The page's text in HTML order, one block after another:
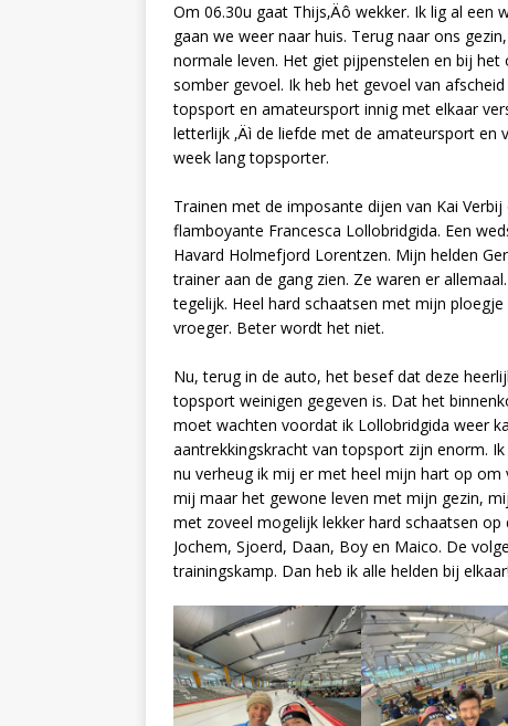
Om 06.30u gaat Thijs‚Äô wekker. Ik lig al
gaan we weer naar huis. Terug naar ons
normale leven. Het giet pijpenstelen en bij
somber gevoel. Ik heb het gevoel van
topsport en amateursport innig met elkaar
letterlijk ‚Äì de liefde met de amateursport en
week lang topsporter.
Trainen met de imposante dijen van Kai
flamboyante Francesca Lollobridgida. Een
Havard Holmefjord Lorentzen. Mijn helden
trainer aan de gang zien. Ze waren er
tegelijk. Heel hard schaatsen met mijn
vroeger. Beter wordt het niet.
Nu, terug in de auto, het besef dat deze
topsport weinigen gegeven is. Dat het
moet wachten voordat ik Lollobridgida weer
aantrekkingskracht van topsport zijn enorm.
nu verheug ik mij er met heel mijn hart op
mij maar het gewone leven met mijn gezin,
met zoveel mogelijk lekker hard schaatsen op
Jochem, Sjoerd, Daan, Boy en Maico. De
trainingskamp. Dan heb ik alle helden bij elkaar!